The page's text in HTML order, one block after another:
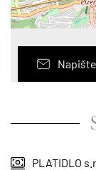
PLATIDLO